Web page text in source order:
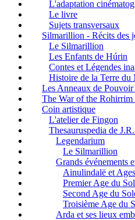
L'adaptation
Le livre
Sujets transversaux
Silmarillion - Récits des
Le Silmarillion
Les Enfants de Húrin
Contes et Légendes
Histoire de la Terre
Les Anneaux de
The War of the
Coin artistique
L'atelier de Fingon
Thesauruspedia de
Legendarium
Le Silmarillion
Grands événements
Ainulindalë et
Premier Age du
Second Age du
Troisième Age du
Arda et ses lieux